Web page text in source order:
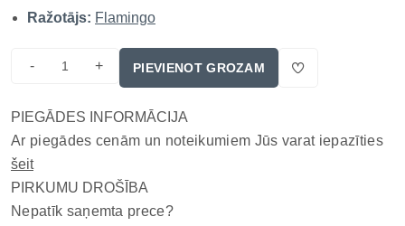
vienlaikus pietiekami izturīgs ikdienas aktivitātēm....
Ražotājs: Flamingo
- + PIEVIENOT GROZAM
PIEGĀDES INFORMĀCIJA
Ar piegādes cenām un noteikumiem Jūs varat iepazīties
šeit
PIRKUMU DROŠĪBA
Nepatīk saņemta prece?